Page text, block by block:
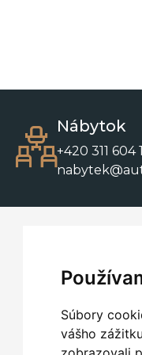
Súbory
vášho
Nábytok
+420 311 604